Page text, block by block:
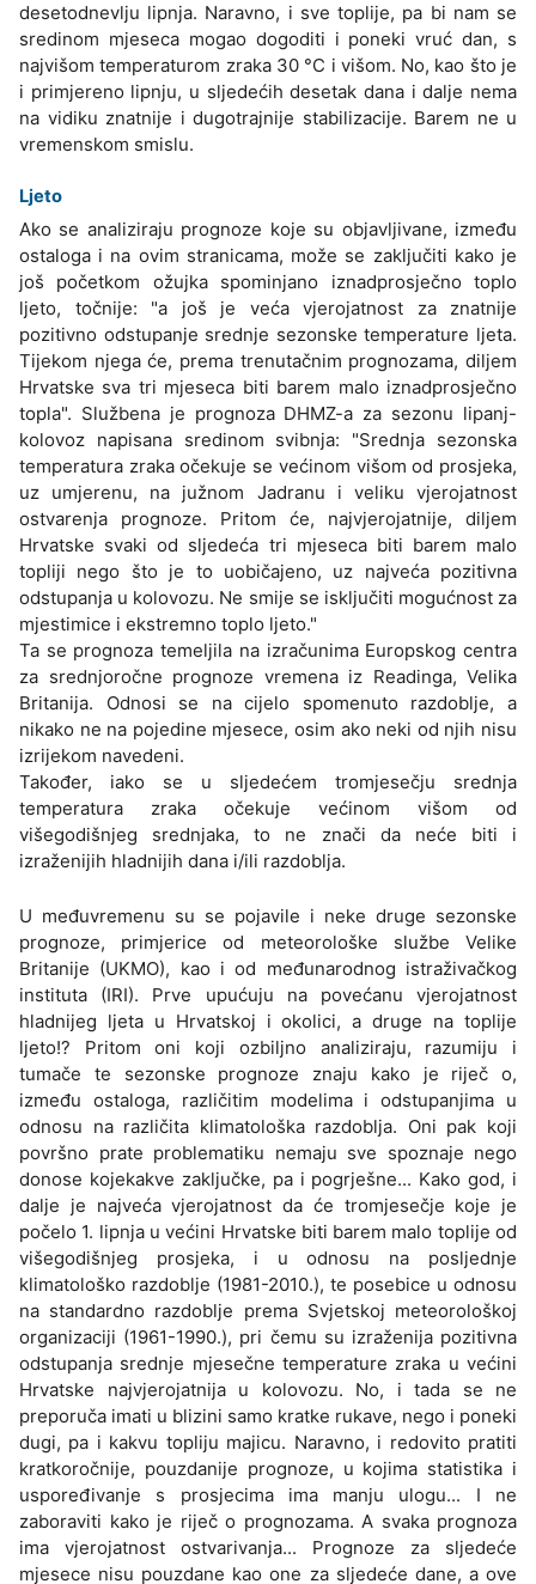
desetodnevlju lipnja. Naravno, i sve toplije, pa bi nam se
sredinom mjeseca mogao dogoditi i poneki vruć dan, s
najvišom temperaturom zraka 30 °C i višom. No, kao što je
i primjereno lipnju, u sljedećih desetak dana i dalje nema
na vidiku znatnije i dugotrajnije stabilizacije. Barem ne u
vremenskom smislu.
Ljeto
Ako se analiziraju prognoze koje su objavljivane, između
ostaloga i na ovim stranicama, može se zaključiti kako je
još početkom ožujka spominjano iznadprosječno toplo
ljeto, točnije: "a još je veća vjerojatnost za znatnije
pozitivno odstupanje srednje sezonske temperature ljeta.
Tijekom njega će, prema trenutačnim prognozama, diljem
Hrvatske sva tri mjeseca biti barem malo iznadprosječno
topla". Službena je prognoza DHMZ-a za sezonu lipanj-
kolovoz napisana sredinom svibnja: "Srednja sezonska
temperatura zraka očekuje se većinom višom od prosjeka,
uz umjerenu, na južnom Jadranu i veliku vjerojatnost
ostvarenja prognoze. Pritom će, najvjerojatnije, diljem
Hrvatske svaki od sljedeća tri mjeseca biti barem malo
topliji nego što je to uobičajeno, uz najveća pozitivna
odstupanja u kolovozu. Ne smije se isključiti mogućnost za
mjestimice i ekstremno toplo ljeto."
Ta se prognoza temeljila na izračunima Europskog centra
za srednjoročne prognoze vremena iz Readinga, Velika
Britanija. Odnosi se na cijelo spomenuto razdoblje, a
nikako ne na pojedine mjesece, osim ako neki od njih nisu
izrijekom navedeni.
Također, iako se u sljedećem tromjesečju srednja
temperatura zraka očekuje većinom višom od
višegodišnjeg srednjaka, to ne znači da neće biti i
izraženijih hladnijih dana i/ili razdoblja.
U međuvremenu su se pojavile i neke druge sezonske
prognoze, primjerice od meteorološke službe Velike
Britanije (UKMO), kao i od međunarodnog istraživačkog
instituta (IRI). Prve upućuju na povećanu vjerojatnost
hladnijeg ljeta u Hrvatskoj i okolici, a druge na toplije
ljeto!? Pritom oni koji ozbiljno analiziraju, razumiju i
tumače te sezonske prognoze znaju kako je riječ o,
između ostaloga, različitim modelima i odstupanjima u
odnosu na različita klimatološka razdoblja. Oni pak koji
površno prate problematiku nemaju sve spoznaje nego
donose kojekakve zaključke, pa i pogrješne... Kako god, i
dalje je najveća vjerojatnost da će tromjesečje koje je
počelo 1. lipnja u većini Hrvatske biti barem malo toplije od
višegodišnjeg prosjeka, i u odnosu na posljednje
klimatološko razdoblje (1981-2010.), te posebice u odnosu
na standardno razdoblje prema Svjetskoj meteorološkoj
organizaciji (1961-1990.), pri čemu su izraženija pozitivna
odstupanja srednje mjesečne temperature zraka u većini
Hrvatske najvjerojatnija u kolovozu. No, i tada se ne
preporuča imati u blizini samo kratke rukave, nego i poneki
dugi, pa i kakvu topliju majicu. Naravno, i redovito pratiti
kratkoročnije, pouzdanije prognoze, u kojima statistika i
uspoređivanje s prosjecima ima manju ulogu... I ne
zaboraviti kako je riječ o prognozama. A svaka prognoza
ima vjerojatnost ostvarivanja... Prognoze za sljedeće
mjesece nisu pouzdane kao one za sljedeće dane, a ove